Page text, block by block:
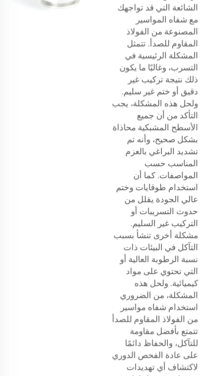
الشائعة التي قد تواجهك
مع شفاه المواسير
المصنوعة من الفولاذ
المقاوم للصدأ. تتمثل
المشكلة الرئيسية في
التسرب، وغالبًا ما يكون
ذلك نتيجة تركيب غير
دقيق أو ختم غير سليم.
ولحل هذه المشكلة، يجب
التأكد من أن جميع
الأسطح المشبكية محاذاة
بشكل صحيح، وأنه تم
تشديد البراغي بالعزم
المناسب حسب
المواصفات. كما أن
استخدام طوقايات وختم
عالي الجودة يقلل من
حدوث التسريبات أو
التركيب غير السليم.
مشكلة أخرى تنشأ بسبب
التآكل في البيئات ذات
نسبة الرطوبة العالية أو
التي تحتوي على مواد
كيميائية. ولحل هذه
المشكلة، من الضروري
استخدام شفاه مواسير
من الفولاذ المقاوم للصدأ
تتمتع بأفضل مقاومة
للتآكل، والحفاظ دائمًا
على عادة الفحص الدوري
لاكتشاف أي تهديدات